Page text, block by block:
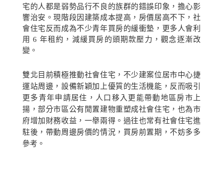
宅的人都是弱勢品行不良的族群的錯誤印象，擔心影
響治安。現階段因建築成本提高，房價居高不下，社
會住宅反而成為不少青年買房的緩衝墊，更多人會利
用6 年租約，減緩買房的頭期款壓力，觀念逐漸改
變。
雙北目前積極推動社會住宅，不少建案位居市中心捷
運站周邊，設備新穎加上優質的生活機能，反而吸引
更多青年申請居住，人口移入更能帶動地區房市上
揚，部分市區公有閒置建物重塑成社會住宅，也為市
府增加財務收益，一舉兩得。過往也常有社會住宅進
駐後，帶動周邊房價的情況，買房前置期，不妨多多
參考。